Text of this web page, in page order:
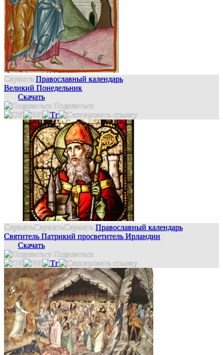
Слушать Православный календарь
Великий Понедельник
Скачать
Поделиться
СлушатьСлушатьСлушать Православный календарь
Святитель Патрикий просветитель Ирландии
Скачать
Поделиться